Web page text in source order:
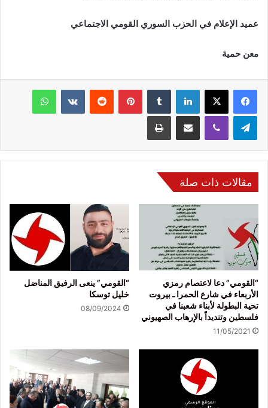
عميد الإعلام في الحزب السوري القومي الاجتماعي
معن حمية
فيسبوك لينكدإن بينتيريست
مقالات ذات صلة
“القومي” دعا لاعتصام رمزي
الأربعاء في شارع الحمرا ـ بيروت
تحية البطولة لأبناء شعبنا في
فلسطين وتنديداً بالإرهاب الصهيوني
11/05/2021
“القومي” ينعى الرفيق المناضل
خليل توسكا
08/09/2024